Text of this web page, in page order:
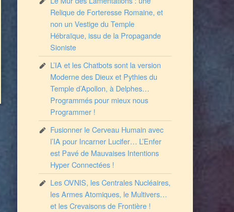
Relique de Forteresse Romaine, et
non un Vestige du Temple
Hébraïque, issu de la Propagande
Sioniste
L’IA et les Chatbots sont la version
Moderne des Dieux et Pythies du
Temple d’Apollon, à Delphes…
Programmés pour mieux nous
Programmer !
Fusionner le Cerveau Humain avec
l’IA pour Incarner Lucifer… L’Enfer
est Pavé de Mauvaises Intentions
Hyper Connectées !
Les OVNIS, les Centrales Nucléaires,
les Armes Atomiques, le Multivers…
et les Crevaisons de Frontière !